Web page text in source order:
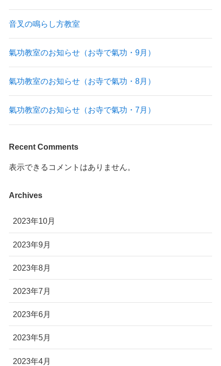
音叉の鳴らし方教室
氣功教室のお知らせ（お寺で氣功・9月）
氣功教室のお知らせ（お寺で氣功・8月）
氣功教室のお知らせ（お寺で氣功・7月）
Recent Comments
表示できるコメントはありません。
Archives
2023年10月
2023年9月
2023年8月
2023年7月
2023年6月
2023年5月
2023年4月